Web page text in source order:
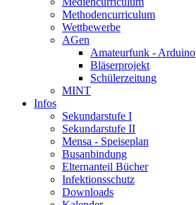
Methodencurriculum
Wettbewerbe
AGen
Amateurfunk - Arduino
Bläserprojekt
Schülerzeitung
MINT
Infos
Sekundarstufe I
Sekundarstufe II
Mensa - Speiseplan
Busanbindung
Elternanteil Bücher
Infektionsschutz
Downloads